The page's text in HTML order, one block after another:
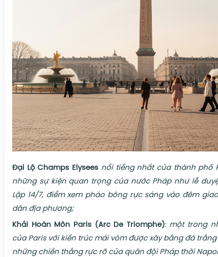
Đại Lộ Champs Elysees nổi tiếng nhất của thành phố
những sự kiện quan trọng của nước Pháp như lễ
Lập 14/7, điểm xem pháo bông rực sáng vào đêm
dân địa phương;
Khải Hoàn Môn Paris (Arc De Triomphe): một trong
của Paris với kiến trúc mái vòm được xây bằng đá
những chiến thắng rực rỡ của quân đội Pháp thời